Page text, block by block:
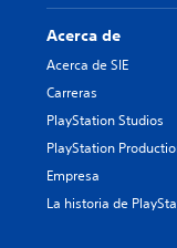
Acerca de
Acerca de SIE
Carreras
PlayStation Studios
PlayStation
Empresa
La historia de